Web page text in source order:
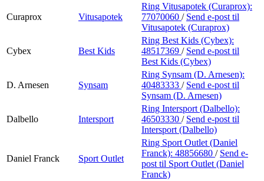
Curaprox Vitusapotek
Ring Vitusapotek (Curaprox):
77070060 / Send e-post til
Vitusapotek (Curaprox)
Cybex Best Kids
Ring Best Kids (Cybex):
48517369 / Send e-post til
Best Kids (Cybex)
D. Arnesen Synsam
Ring Synsam (D. Arnesen):
40483333 / Send e-post til
Synsam (D. Arnesen)
Dalbello Intersport
Ring Intersport (Dalbello):
46503330 / Send e-post til
Intersport (Dalbello)
Daniel Franck Sport Outlet
Ring Sport Outlet (Daniel
Franck): 48856680 / Send e-
post til Sport Outlet (Daniel
Franck)